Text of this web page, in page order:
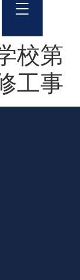
校第
工事